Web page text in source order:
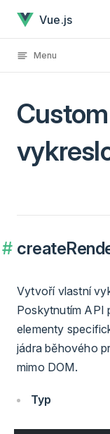
Skip to content
Vue.js
Menu
Vytvoří vlastní
Poskytnutím API
elementy
jádra běhového
mimo DOM.
Typ